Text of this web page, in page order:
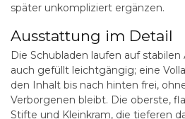
später unkompliziert ergänzen.
Ausstattung im Detail
Die Schubladen laufen auf
auch gefüllt leichtgängig; eine
den Inhalt bis nach hinten frei,
Verborgenen bleibt. Die oberste,
Stifte und Kleinkram, die tieferen